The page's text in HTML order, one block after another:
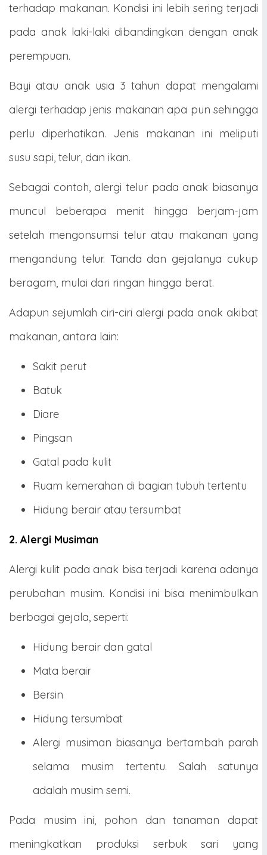
terhadap makanan. Kondisi ini lebih sering terjadi
pada anak laki-laki dibandingkan dengan anak
perempuan.
Bayi atau anak usia 3 tahun dapat mengalami
alergi terhadap jenis makanan apa pun sehingga
perlu diperhatikan. Jenis makanan ini meliputi
susu sapi, telur, dan ikan.
Sebagai contoh, alergi telur pada anak biasanya
muncul beberapa menit hingga berjam-jam
setelah mengonsumsi telur atau makanan yang
mengandung telur. Tanda dan gejalanya cukup
beragam, mulai dari ringan hingga berat.
Adapun sejumlah ciri-ciri alergi pada anak akibat
makanan, antara lain:
Sakit perut
Batuk
Diare
Pingsan
Gatal pada kulit
Ruam kemerahan di bagian tubuh tertentu
Hidung berair atau tersumbat
2. Alergi Musiman
Alergi kulit pada anak bisa terjadi karena adanya
perubahan musim. Kondisi ini bisa menimbulkan
berbagai gejala, seperti:
Hidung berair dan gatal
Mata berair
Bersin
Hidung tersumbat
Alergi musiman biasanya bertambah parah
selama musim tertentu. Salah satunya
adalah musim semi.
Pada musim ini, pohon dan tanaman dapat
meningkatkan produksi serbuk sari yang